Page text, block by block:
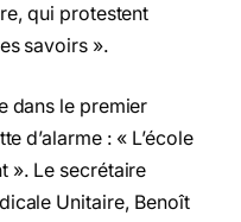
qui protestent
savoirs ».
dans le premier
d’alarme : « L’école
». Le secrétaire
Unitaire, Benoît